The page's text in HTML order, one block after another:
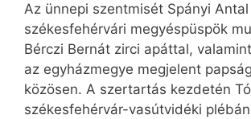
Az ünnepi szentmisét Spányi Antal
székesfehérvári megyéspüspök
Bérczi Bernát zirci apáttal,
az egyházmegye megjelent
közösen. A szertartás kezdetén
székesfehérvár-vasútvidéki